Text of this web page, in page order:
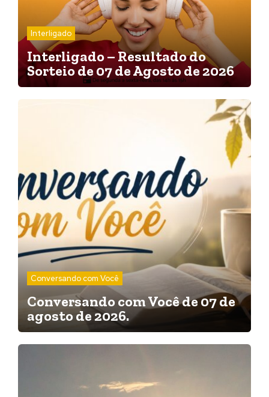
Interligado
Interligado – Resultado do
Sorteio de 07 de Agosto de 2026
Conversando com Você
Conversando com Você de 07 de
agosto de 2026.